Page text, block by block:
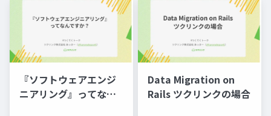
『ソフトウェアエンジ
ニアリング』ってなん
Data Migration on
Rails ツクリンクの場合